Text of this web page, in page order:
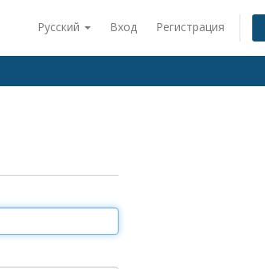
Русский Вход Регистрация